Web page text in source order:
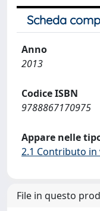
Scheda
Anno
2013
Codice ISBN
9788867170975
Appare nelle
2.1 Contributo in
File in questo